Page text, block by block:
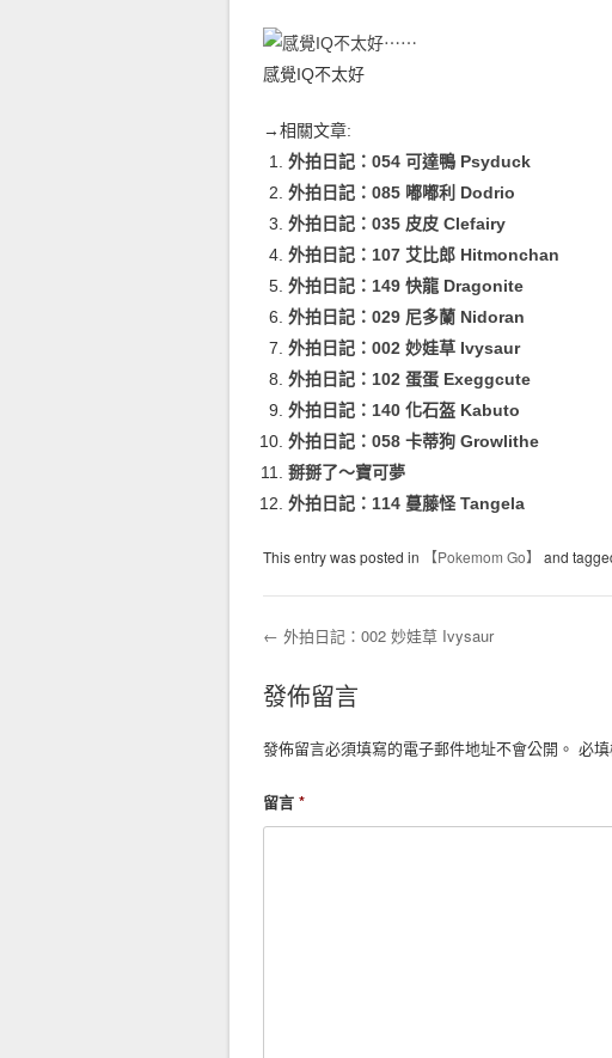
感覺IQ不太好
→相關文章:
外拍日記：054 可達鴨 Psyduck
外拍日記：085 嘟嘟利 Dodrio
外拍日記：035 皮皮 Clefairy
外拍日記：107 艾比郎 Hitmonchan
外拍日記：149 快龍 Dragonite
外拍日記：029 尼多蘭 Nidoran
外拍日記：002 妙娃草 Ivysaur
外拍日記：102 蛋蛋 Exeggcute
外拍日記：140 化石盔 Kabuto
外拍日記：058 卡蒂狗 Growlithe
掰掰了～寶可夢
外拍日記：114 蔓藤怪 Tangela
This entry was posted in 【Pokemom Go】 and
Post navigation
← 外拍日記：002 妙娃草 Ivysaur
發佈留言
發佈留言必須填寫的電子郵件地址不會公開。 必
留言 *